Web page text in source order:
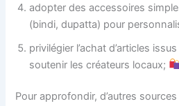
adopter des accessoires
(bindi, dupatta) pour
privilégier l’achat d’articles
soutenir les créateurs locaux;
Pour approfondir, d’autres